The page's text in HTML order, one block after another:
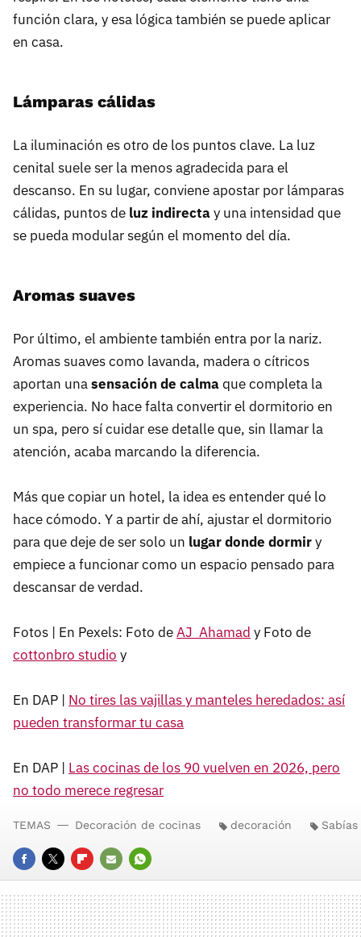
función clara, y esa lógica también se puede aplicar
en casa.
Lámparas cálidas
La iluminación es otro de los puntos clave. La luz
cenital suele ser la menos agradecida para el
descanso. En su lugar, conviene apostar por lámparas
cálidas, puntos de luz indirectay una intensidad que
se pueda modular según el momento del día.
Aromas suaves
Por último, el ambiente también entra por la nariz.
Aromas suaves como lavanda, madera o cítricos
aportan unasensación de calmaque completa la
experiencia. No hace falta convertir el dormitorio en
un spa, pero sí cuidar ese detalle que, sin llamar la
atención, acaba marcando la diferencia.
Más que copiar un hotel, la idea es entender qué lo
hace cómodo. Y a partir de ahí, ajustar el dormitorio
para que deje de ser solo un lugar donde dormiry
empiece a funcionar como un espacio pensado para
descansar de verdad.
Fotos | En Pexels: Foto deAJ Ahamad y Foto de
cottonbro studio y
En DAP | No tires las vajillas y manteles heredados: así
pueden transformar tu casa
En DAP | Las cocinas de los 90 vuelven en 2026, pero
no todo merece regresar
FACEBOOK
TWITTERFLIPBOARD
E-
MAIL
WHATSAPP
TEMAS Decoración de cocinas decoración